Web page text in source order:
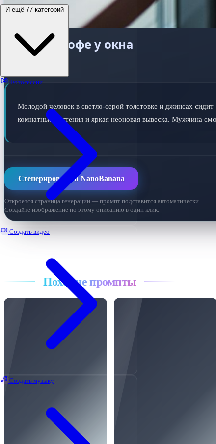
И ещё 77 категорий
Фотосессии
Создать видео
Создать музыку
Парень с кофе у окна
Молодой человек в светло-серой толстовке и джинсах
комнатные растения и яркая неоновая вывеска. Мужчина
Сгенерировать в NanoBanana
Откроется страница генерации — промпт подставится автоматически.
Создайте изображение по этому описанию в один клик.
Все промпты
Похожие промпты